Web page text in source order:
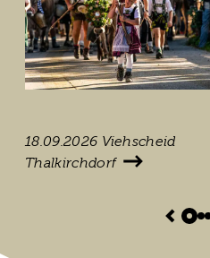
18.09.2026 Viehscheid
Thalkirchdorf